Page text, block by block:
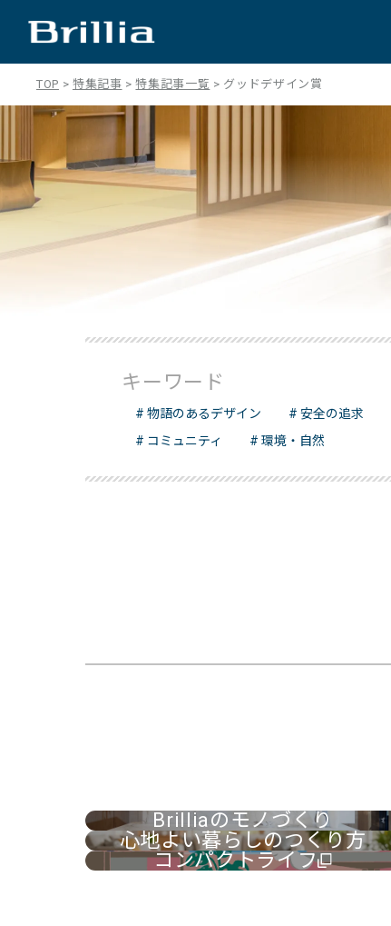
TOP 特集記事 特集記事一覧 グッドデザイン賞
キーワード
# 物語のあるデザイン # 安全の追求
# コミュニティ
# 環境・自然
Brilliaのモノづくり
心地よい暮らしのつくり方
コンパクトライフ